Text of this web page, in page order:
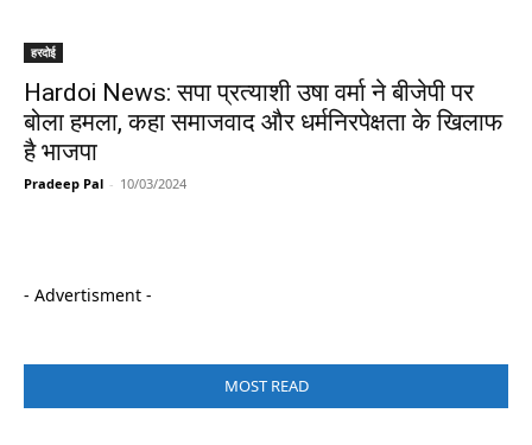
हरदोई
Hardoi News: सपा प्रत्याशी उषा वर्मा ने बीजेपी पर
बोला हमला, कहा समाजवाद और धर्मनिरपेक्षता के खिलाफ
है भाजपा
Pradeep Pal - 10/03/2024
- Advertisment -
MOST READ